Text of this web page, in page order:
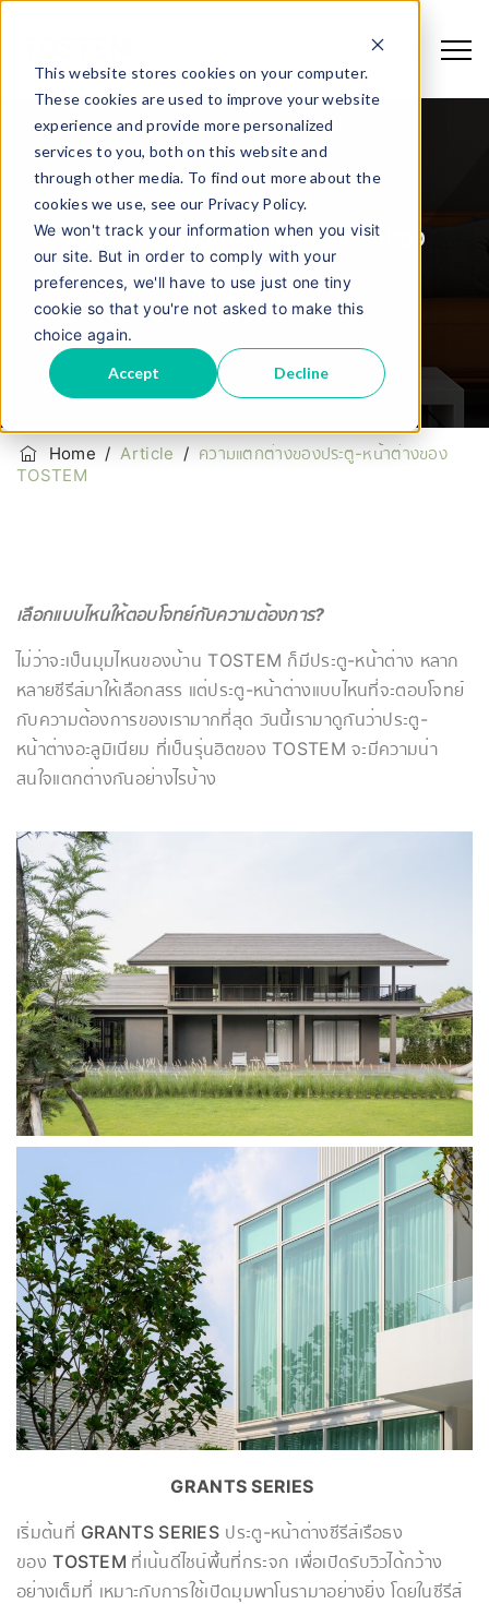
This website stores cookies on your computer.
These cookies are used to improve your website
experience and provide more personalized
services to you, both on this website and
through other media. To find out more about the
cookies we use, see our Privacy Policy.
We won't track your information when you visit
our site. But in order to comply with your
preferences, we'll have to use just one tiny
cookie so that you're not asked to make this
choice again.
Accept Decline
ความแตกต่างของประตู-หน้าต่างของ
TOSTEM
Home /Article / ความแตกต่างของประตู-หน้าต่างของ
TOSTEM
เลือกแบบไหนให้ตอบโจทย์กับความต้องการ?
ไม่ว่าจะเป็นมุมไหนของบ้าน TOSTEM ก็มีประตู-หน้าต่าง หลาก
หลายซีรีส์มาให้เลือกสรร แต่ประตู-หน้าต่างแบบไหนที่จะตอบโจทย์
กับความต้องการของเรามากที่สุด วันนี้เรามาดูกันว่าประตู-
หน้าต่างอะลูมิเนียม ที่เป็นรุ่นฮิตของ TOSTEM จะมีความน่า
สนใจแตกต่างกันอย่างไรบ้าง
GRANTS SERIES
เริ่มต้นที่ GRANTS SERIES ประตู-หน้าต่างซีรีส์เรือธง
ของTOSTEM ที่เน้นดีไซน์พื้นที่กระจก เพื่อเปิดรับวิวได้กว้าง
อย่างเต็มที่ เหมาะกับการใช้เปิดมุมพาโนรามาอย่างยิ่ง โดยในซีรีส์